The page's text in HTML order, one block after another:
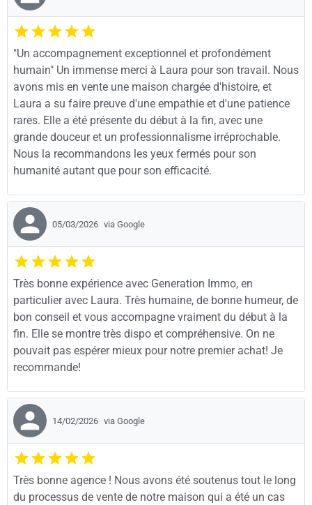
"Un accompagnement exceptionnel et profondément
humain" Un immense merci à Laura pour son travail. Nous
avons mis en vente une maison chargée d'histoire, et
Laura a su faire preuve d'une empathie et d'une patience
rares. Elle a été présente du début à la fin, avec une
grande douceur et un professionnalisme irréprochable.
Nous la recommandons les yeux fermés pour son
humanité autant que pour son efficacité.
05/03/2026 via Google
Très bonne expérience avec Generation Immo, en
particulier avec Laura. Très humaine, de bonne humeur, de
bon conseil et vous accompagne vraiment du début à la
fin. Elle se montre très dispo et compréhensive. On ne
pouvait pas espérer mieux pour notre premier achat! Je
recommande!
14/02/2026 via Google
Très bonne agence ! Nous avons été soutenus tout le long
du processus de vente de notre maison qui a été un cas